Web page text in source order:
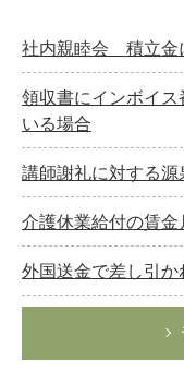
社内親睦会 積立金
領収書にインボイ
いる場合
講師謝礼に対する源
介護休業給付の賃金
外国送金で差し引